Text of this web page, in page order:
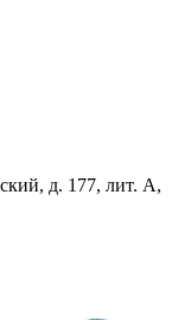
д. 177, лит. А,